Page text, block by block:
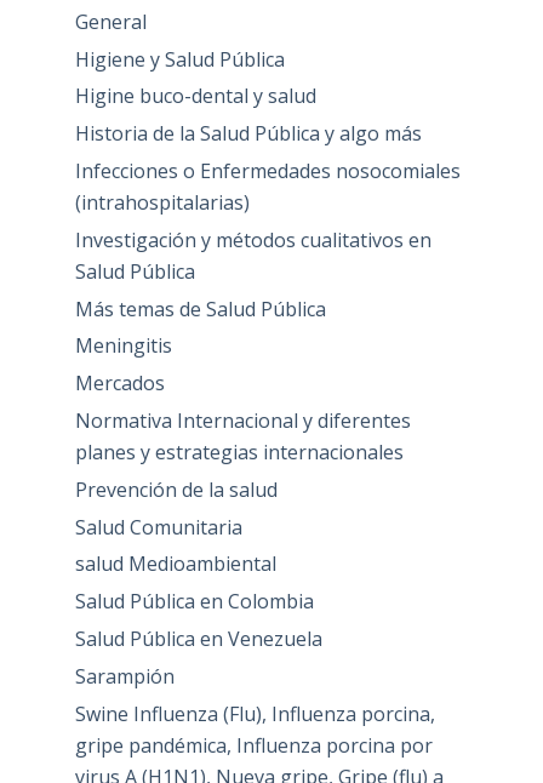
General
Higiene y Salud Pública
Higine buco-dental y salud
Historia de la Salud Pública y algo más
Infecciones o Enfermedades nosocomiales
(intrahospitalarias)
Investigación y métodos cualitativos en
Salud Pública
Más temas de Salud Pública
Meningitis
Mercados
Normativa Internacional y diferentes
planes y estrategias internacionales
Prevención de la salud
Salud Comunitaria
salud Medioambiental
Salud Pública en Colombia
Salud Pública en Venezuela
Sarampión
Swine Influenza (Flu), Influenza porcina,
gripe pandémica, Influenza porcina por
virus A (H1N1), Nueva gripe, Gripe (flu) a